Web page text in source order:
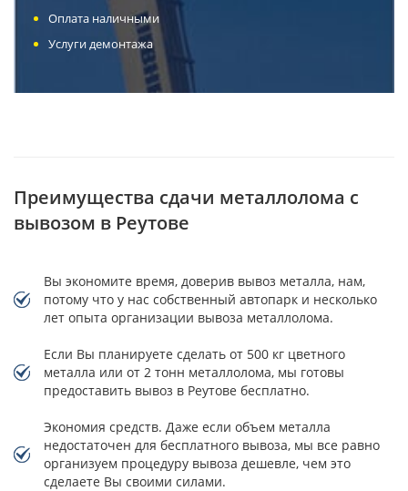
Оплата наличными
Услуги демонтажа
Преимущества сдачи металлолома с
вывозом в Реутове
Вы экономите время, доверив вывоз металла, нам,
потому что у нас собственный автопарк и несколько
лет опыта организации вывоза металлолома.
Если Вы планируете сделать от 500 кг цветного
металла или от 2 тонн металлолома, мы готовы
предоставить вывоз в Реутове бесплатно.
Экономия средств. Даже если объем металла
недостаточен для бесплатного вывоза, мы все равно
организуем процедуру вывоза дешевле, чем это
сделаете Вы своими силами.